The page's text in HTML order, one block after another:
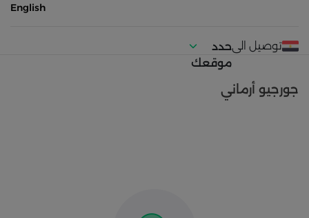
English
توصيل الىحدد
موقعك
جورجيو أرماني